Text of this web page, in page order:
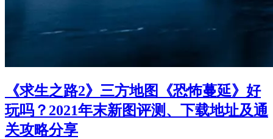
《求生之路2》三方地图《恐怖蔓延》好
玩吗？2021年末新图评测、下载地址及通
关攻略分享